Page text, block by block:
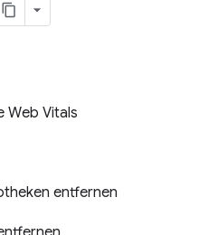
Web Vitals
entfernen